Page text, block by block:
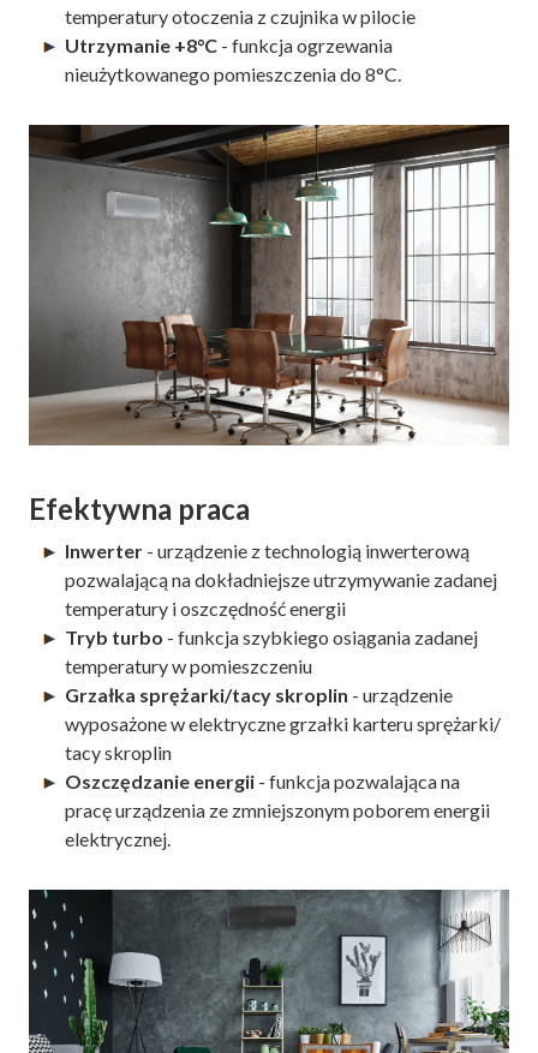
temperatury otoczenia z czujnika w pilocie
Utrzymanie +8°C - funkcja ogrzewania
nieużytkowanego pomieszczenia do 8°C.
Efektywna praca
Inwerter - urządzenie z technologią inwerterową
pozwalającą na dokładniejsze utrzymywanie zadanej
temperatury i oszczędność energii
Tryb turbo - funkcja szybkiego osiągania zadanej
temperatury w pomieszczeniu
Grzałka sprężarki/tacy skroplin - urządzenie
wyposażone w elektryczne grzałki karteru sprężarki/
tacy skroplin
Oszczędzanie energii - funkcja pozwalająca na
pracę urządzenia ze zmniejszonym poborem energii
elektrycznej.